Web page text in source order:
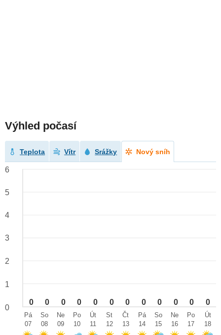
Výhled počasí
Teplota Vítr Srážky Nový sníh
0 0 0 0 0 0 0 0 0 0 0 0
6
5
4
3
2
1
0
Pá
07
So
08
Ne
09
Po
10
Út
11
St
12
Čt
13
Pá
14
So
15
Ne
16
Po
17
Út
18